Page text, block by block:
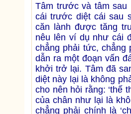
Tâm trước và tâm sau
cái trước diệt cái sau
căn lành được tăng
nêu lên ví dụ như cái
chẳng phải tức, chẳng
dẫn ra một đoạn vấn
khởi trở lại. Tâm đã
diệt này lại là không
cho nên hỏi rằng: ‘thế
của chân như lại là
chẳng phải chính là